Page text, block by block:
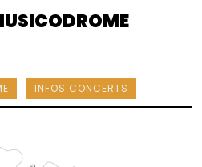
INFOS CONCERTS